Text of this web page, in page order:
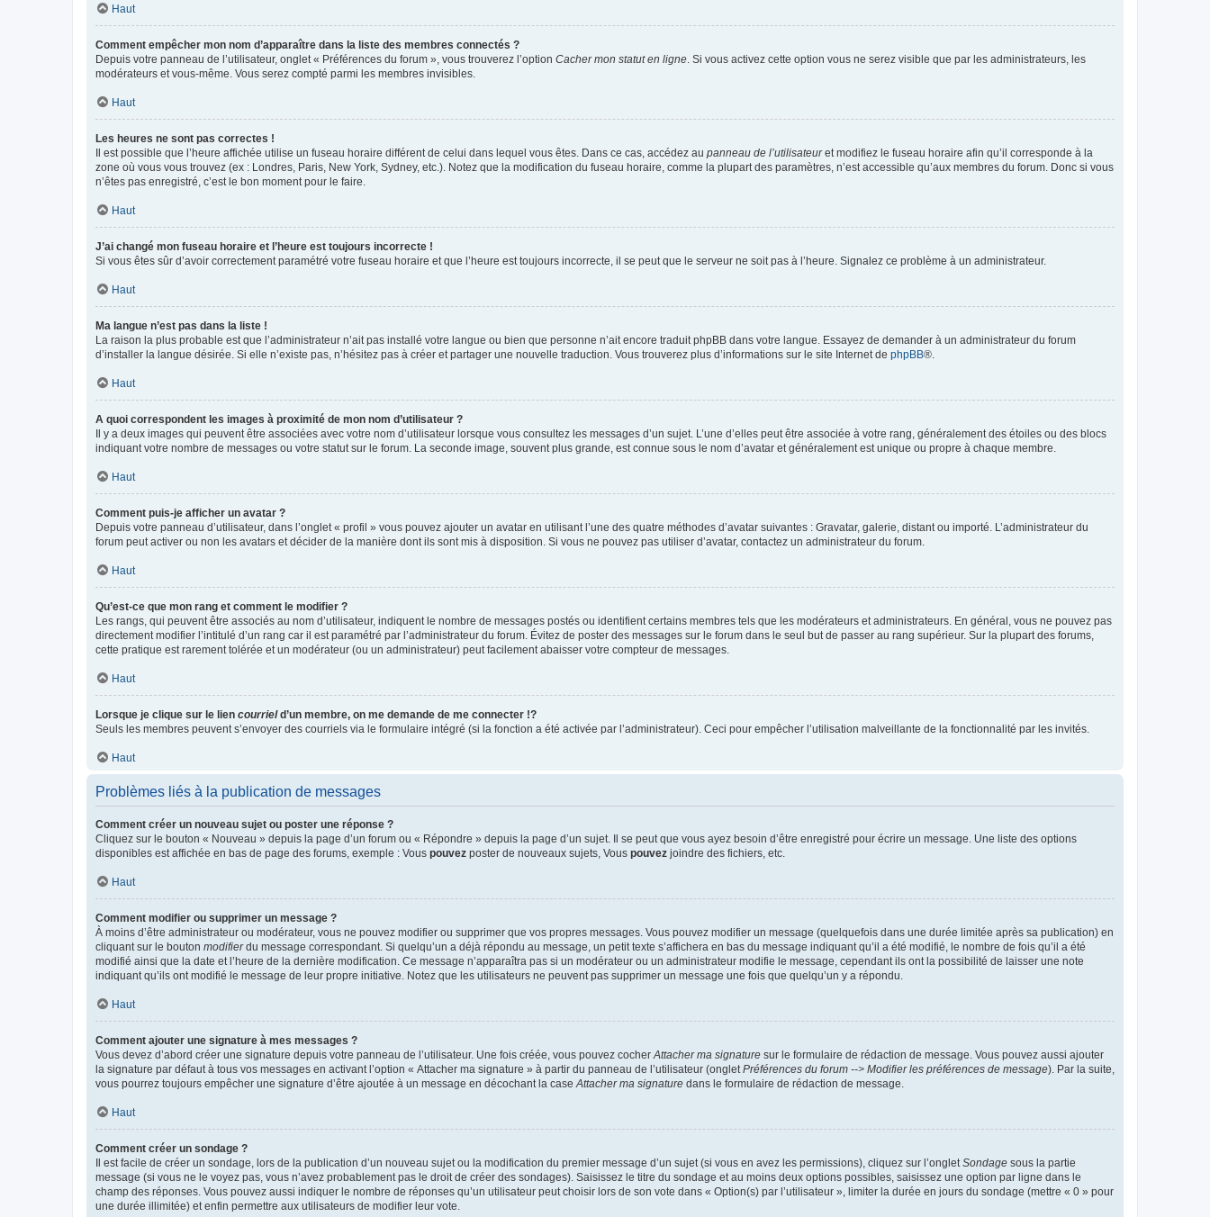
Haut
Comment empêcher mon nom d’apparaître dans la liste des membres connectés ?
Depuis votre panneau de l’utilisateur, onglet « Préférences du forum », vous trouverez l’option Cacher mon statut en ligne . Si vous activez cette option vous ne serez visible que par les administrateurs, les
modérateurs et vous-même. Vous serez compté parmi les membres invisibles.
Haut
Les heures ne sont pas correctes !
Il est possible que l’heure affichée utilise un fuseau horaire différent de celui dans lequel vous êtes. Dans ce cas, accédez au panneau de l’utilisateuret modifiez le fuseau horaire afin qu’il corresponde à la
zone où vous vous trouvez (ex : Londres, Paris, New York, Sydney, etc.). Notez que la modification du fuseau horaire, comme la plupart des paramètres, n’est accessible qu’aux membres du forum. Donc si vous
n’êtes pas enregistré, c’est le bon moment pour le faire.
Haut
J’ai changé mon fuseau horaire et l’heure est toujours incorrecte !
Si vous êtes sûr d’avoir correctement paramétré votre fuseau horaire et que l’heure est toujours incorrecte, il se peut que le serveur ne soit pas à l’heure. Signalez ce problème à un administrateur.
Haut
Ma langue n’est pas dans la liste !
La raison la plus probable est que l’administrateur n’ait pas installé votre langue ou bien que personne n’ait encore traduit phpBB dans votre langue. Essayez de demander à un administrateur du forum
d’installer la langue désirée. Si elle n’existe pas, n’hésitez pas à créer et partager une nouvelle traduction. Vous trouverez plus d’informations sur le site Internet de phpBB®.
Haut
A quoi correspondent les images à proximité de mon nom d’utilisateur ?
Il y a deux images qui peuvent être associées avec votre nom d’utilisateur lorsque vous consultez les messages d’un sujet. L’une d’elles peut être associée à votre rang, généralement des étoiles ou des blocs
indiquant votre nombre de messages ou votre statut sur le forum. La seconde image, souvent plus grande, est connue sous le nom d’avatar et généralement est unique ou propre à chaque membre.
Haut
Comment puis-je afficher un avatar ?
Depuis votre panneau d’utilisateur, dans l’onglet « profil » vous pouvez ajouter un avatar en utilisant l’une des quatre méthodes d’avatar suivantes : Gravatar, galerie, distant ou importé. L’administrateur du
forum peut activer ou non les avatars et décider de la manière dont ils sont mis à disposition. Si vous ne pouvez pas utiliser d’avatar, contactez un administrateur du forum.
Haut
Qu’est-ce que mon rang et comment le modifier ?
Les rangs, qui peuvent être associés au nom d’utilisateur, indiquent le nombre de messages postés ou identifient certains membres tels que les modérateurs et administrateurs. En général, vous ne pouvez pas
directement modifier l’intitulé d’un rang car il est paramétré par l’administrateur du forum. Évitez de poster des messages sur le forum dans le seul but de passer au rang supérieur. Sur la plupart des forums,
cette pratique est rarement tolérée et un modérateur (ou un administrateur) peut facilement abaisser votre compteur de messages.
Haut
Lorsque je clique sur le lien courrield’un membre, on me demande de me connecter !?
Seuls les membres peuvent s’envoyer des courriels via le formulaire intégré (si la fonction a été activée par l’administrateur). Ceci pour empêcher l’utilisation malveillante de la fonctionnalité par les invités.
Haut
Problèmes liés à la publication de messages
Comment créer un nouveau sujet ou poster une réponse ?
Cliquez sur le bouton « Nouveau » depuis la page d’un forum ou « Répondre » depuis la page d’un sujet. Il se peut que vous ayez besoin d’être enregistré pour écrire un message. Une liste des options
disponibles est affichée en bas de page des forums, exemple : Vous pouvez poster de nouveaux sujets, Vous pouvez joindre des fichiers, etc.
Haut
Comment modifier ou supprimer un message ?
À moins d’être administrateur ou modérateur, vous ne pouvez modifier ou supprimer que vos propres messages. Vous pouvez modifier un message (quelquefois dans une durée limitée après sa publication) en
cliquant sur le bouton modifierdu message correspondant. Si quelqu’un a déjà répondu au message, un petit texte s’affichera en bas du message indiquant qu’il a été modifié, le nombre de fois qu’il a été
modifié ainsi que la date et l’heure de la dernière modification. Ce message n’apparaîtra pas si un modérateur ou un administrateur modifie le message, cependant ils ont la possibilité de laisser une note
indiquant qu’ils ont modifié le message de leur propre initiative. Notez que les utilisateurs ne peuvent pas supprimer un message une fois que quelqu’un y a répondu.
Haut
Comment ajouter une signature à mes messages ?
Vous devez d’abord créer une signature depuis votre panneau de l’utilisateur. Une fois créée, vous pouvez cocher Attacher ma signature sur le formulaire de rédaction de message. Vous pouvez aussi ajouter
la signature par défaut à tous vos messages en activant l’option « Attacher ma signature » à partir du panneau de l’utilisateur (onglet Préférences du forum --> Modifier les préférences de message). Par la suite,
vous pourrez toujours empêcher une signature d’être ajoutée à un message en décochant la case Attacher ma signature dans le formulaire de rédaction de message.
Haut
Comment créer un sondage ?
Il est facile de créer un sondage, lors de la publication d’un nouveau sujet ou la modification du premier message d’un sujet (si vous en avez les permissions), cliquez sur l’onglet Sondage sous la partie
message (si vous ne le voyez pas, vous n’avez probablement pas le droit de créer des sondages). Saisissez le titre du sondage et au moins deux options possibles, saisissez une option par ligne dans le
champ des réponses. Vous pouvez aussi indiquer le nombre de réponses qu’un utilisateur peut choisir lors de son vote dans « Option(s) par l’utilisateur », limiter la durée en jours du sondage (mettre « 0 » pour
une durée illimitée) et enfin permettre aux utilisateurs de modifier leur vote.